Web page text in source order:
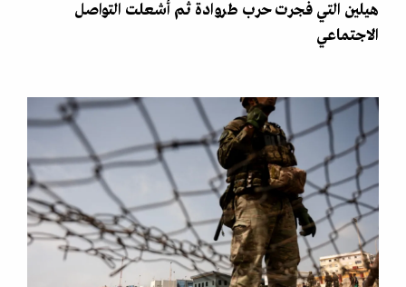
هيلين التي فجرت حرب طروادة ثم أشعلت التواصل
الاجتماعي